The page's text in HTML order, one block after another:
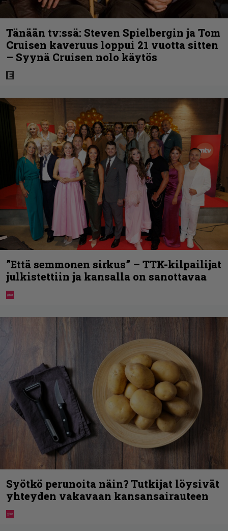
Tänään tv:ssä: Steven Spielbergin ja Tom
Cruisen kaveruus loppui 21 vuotta sitten
– Syynä Cruisen nolo käytös
”Että semmonen sirkus” – TTK-kilpailijat
julkistettiin ja kansalla on sanottavaa
Syötkö perunoita näin? Tutkijat löysivät
yhteyden vakavaan kansansairauteen